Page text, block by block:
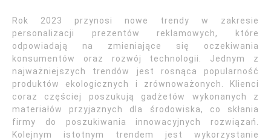
Rok 2023 przynosi nowe trendy w zakresie
personalizacji prezentów reklamowych, które
odpowiadają na zmieniające się oczekiwania
konsumentów oraz rozwój technologii. Jednym z
najważniejszych trendów jest rosnąca popularność
produktów ekologicznych i zrównoważonych. Klienci
coraz częściej poszukują gadżetów wykonanych z
materiałów przyjaznych dla środowiska, co skłania
firmy do poszukiwania innowacyjnych rozwiązań.
Kolejnym istotnym trendem jest wykorzystanie